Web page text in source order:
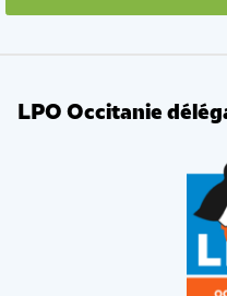
LPO Occitanie